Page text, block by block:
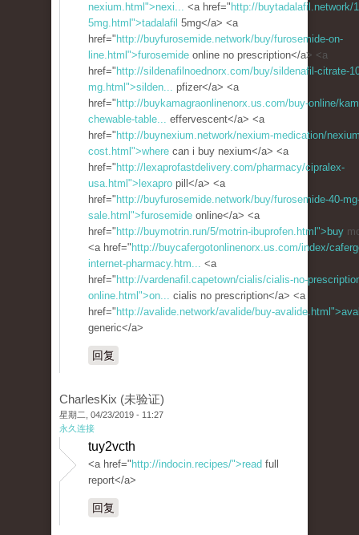
nexium.html">nexi... <a href=" http://buytadalafil.network/
5mg.html">tadalafil 5mg</a> <a
href=" http://buyfurosemide.network/buy/furosemide-on-
line.html">furosemide online no prescription</a> <a
href=" http://sildenafilnoednorx.com/buy/sildenafil-citrate-
mg.html">silden... pfizer</a> <a
href=" http://buykamagraonlinenorx.us.com/buy-online/
chewable-table... effervescent</a> <a
href=" http://buynexium.network/nexium-medication/
cost.html">where can i buy nexium</a> <a
href=" http://lexaprofastdelivery.com/pharmacy/cipralex-
usa.html">lexapro pill</a> <a
href=" http://buyfurosemide.network/buy/furosemide-40-
sale.html">furosemide online</a> <a
href=" http://buymotrin.run/5/motrin-ibuprofen.html">buy
<a href=" http://buycafergotonlinenorx.us.com/index/
internet-pharmacy.htm... <a
href=" http://vardenafil.capetown/cialis/cialis-no-
online.html">on... cialis no prescription</a> <a
href=" http://avalide.network/avalide/buy-
generic</a>
回复
CharlesKix (未验证)
星期二, 04/23/2019 - 11:27
永久连接
tuy2vcth
<a href=" http://indocin.recipes/">read full
report</a>
回复